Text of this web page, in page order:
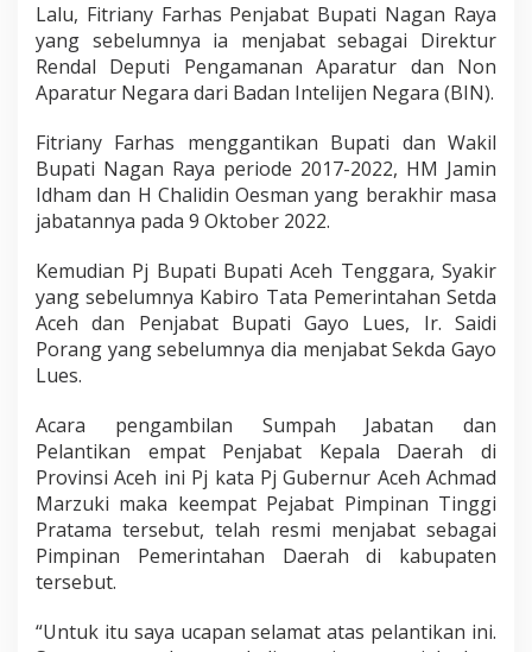
Lalu, Fitriany Farhas Penjabat Bupati Nagan Raya
yang sebelumnya ia menjabat sebagai Direktur
Rendal Deputi Pengamanan Aparatur dan Non
Aparatur Negara dari Badan Intelijen Negara (BIN).
Fitriany Farhas menggantikan Bupati dan Wakil
Bupati Nagan Raya periode 2017-2022, HM Jamin
Idham dan H Chalidin Oesman yang berakhir masa
jabatannya pada 9 Oktober 2022.
Kemudian Pj Bupati Bupati Aceh Tenggara, Syakir
yang sebelumnya Kabiro Tata Pemerintahan Setda
Aceh dan Penjabat Bupati Gayo Lues, Ir. Saidi
Porang yang sebelumnya dia menjabat Sekda Gayo
Lues.
Acara pengambilan Sumpah Jabatan dan
Pelantikan empat Penjabat Kepala Daerah di
Provinsi Aceh ini Pj kata Pj Gubernur Aceh Achmad
Marzuki maka keempat Pejabat Pimpinan Tinggi
Pratama tersebut, telah resmi menjabat sebagai
Pimpinan Pemerintahan Daerah di kabupaten
tersebut.
“Untuk itu saya ucapan selamat atas pelantikan ini.